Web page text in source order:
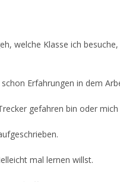
welche Klasse ich
Erfahrungen in dem
gefahren bin oder
mal lernen willst.